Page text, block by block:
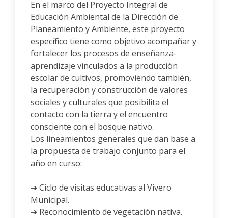
En el marco del Proyecto Integral de
Educación Ambiental de la Dirección de
Planeamiento y Ambiente, este proyecto
específico tiene como objetivo acompañar y
fortalecer los procesos de enseñanza-
aprendizaje vinculados a la producción
escolar de cultivos, promoviendo también,
la recuperación y construcción de valores
sociales y culturales que posibilita el
contacto con la tierra y el encuentro
consciente con el bosque nativo.
Los lineamientos generales que dan base a
la propuesta de trabajo conjunto para el
año en curso:
➔ Ciclo de visitas educativas al Vivero
Municipal.
➔ Reconocimiento de vegetación nativa.